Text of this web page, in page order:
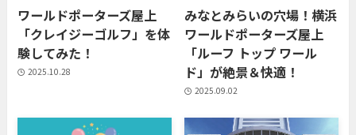
ワールドポーターズ屋上
「クレイジーゴルフ」を体
験してみた！
2025.10.28
みなとみらいの穴場！横浜
ワールドポーターズ屋上
「ルーフ トップ ワール
ド」が絶景＆快適！
2025.09.02